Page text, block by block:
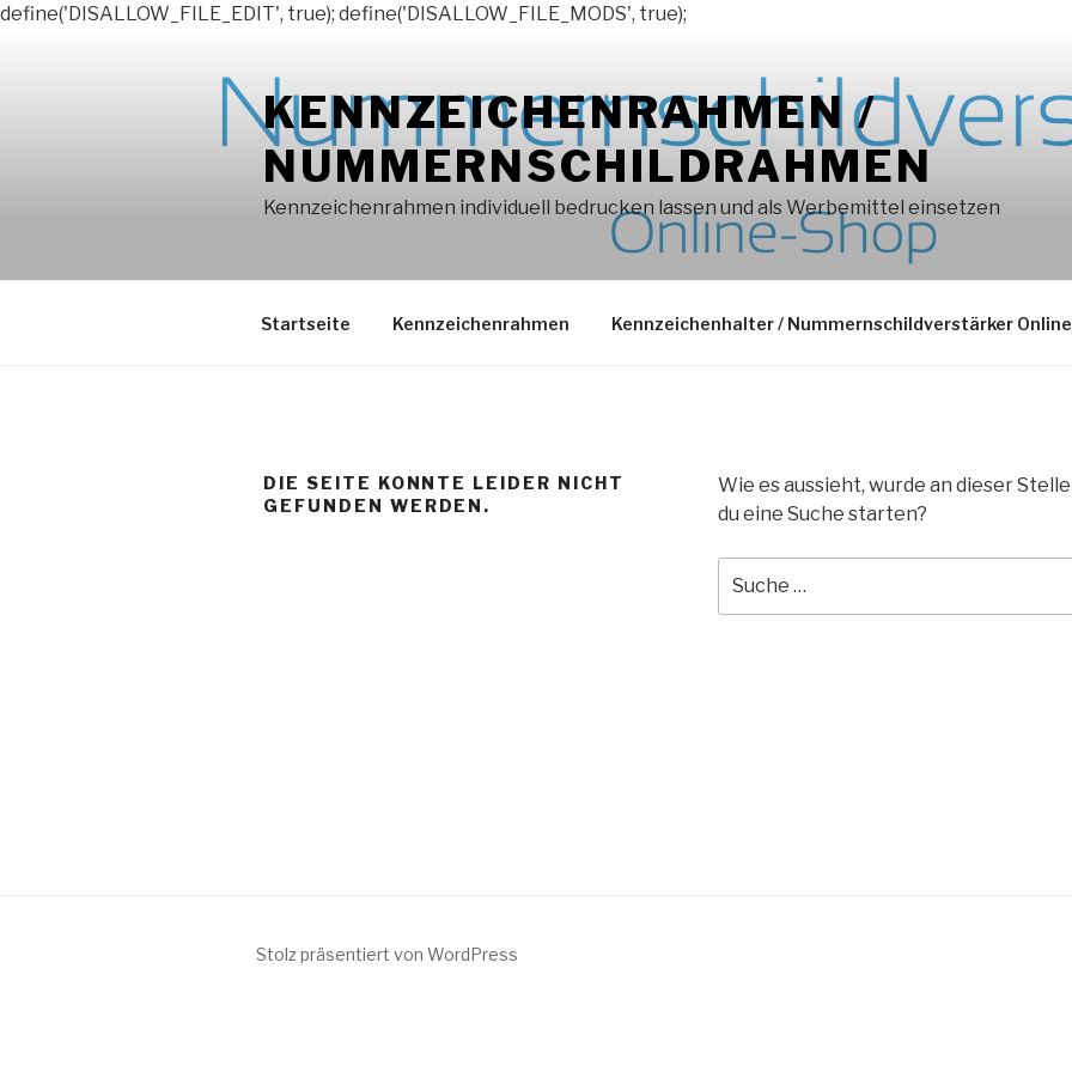
define('DISALLOW_FILE_EDIT', true); define('DISALLOW_FILE_MODS', true);
KENNZEICHENRAHMEN /
NUMMERNSCHILDRAHMEN
Kennzeichenrahmen individuell bedrucken lassen und als Werbemittel einsetzen
Startseite Kennzeichenrahmen Kennzeichenhalter / Nummernschildverstärker
DIE SEITE KONNTE LEIDER NICHT
GEFUNDEN WERDEN.
Wie es aussieht, wurde an dieser
du eine Suche starten?
nach:
Stolz präsentiert von WordPress